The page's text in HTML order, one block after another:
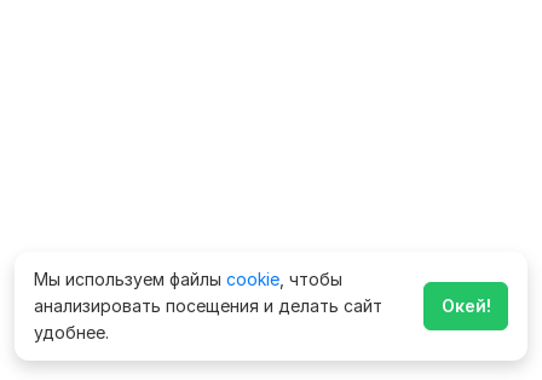
Мы используем файлы cookie , чтобы
анализировать посещения и делать сайт
удобнее.
Окей!